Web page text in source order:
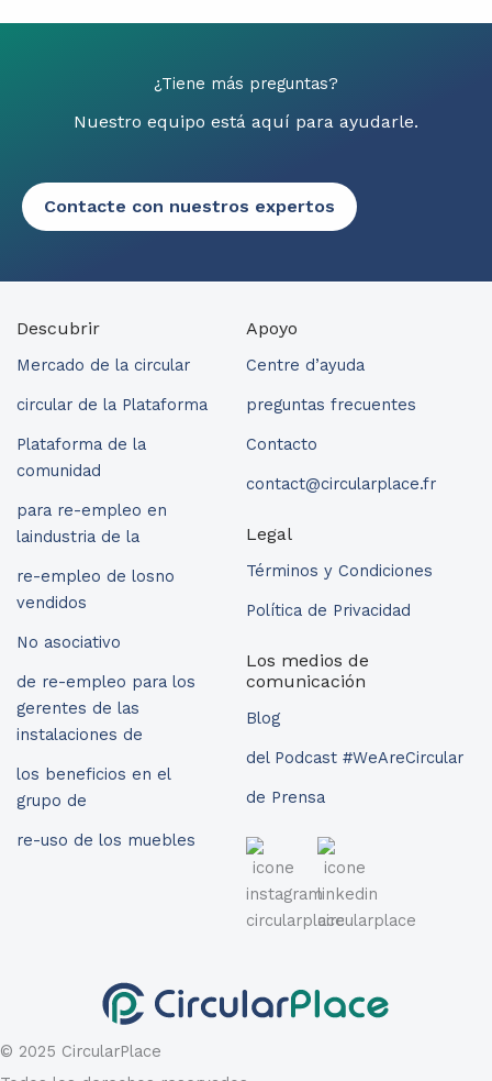
¿Tiene más preguntas?
Nuestro equipo está aquí para ayudarle.
Contacte con nuestros expertos
Descubrir
Mercado de la circular
circular de la Plataforma
Plataforma de la
comunidad
para re-empleo en
laindustria de la
re-empleo de losno
vendidos
No asociativo
de re-empleo para los
gerentes de las
instalaciones de
los beneficios en el
grupo de
re-uso de los muebles
Apoyo
Centre d’ayuda
preguntas frecuentes
Contacto
contact@circularplace.fr
Legal
Términos y Condiciones
Política de Privacidad
Los medios de
comunicación
Blog
del Podcast #WeAreCircular
de Prensa
© 2025 CircularPlace